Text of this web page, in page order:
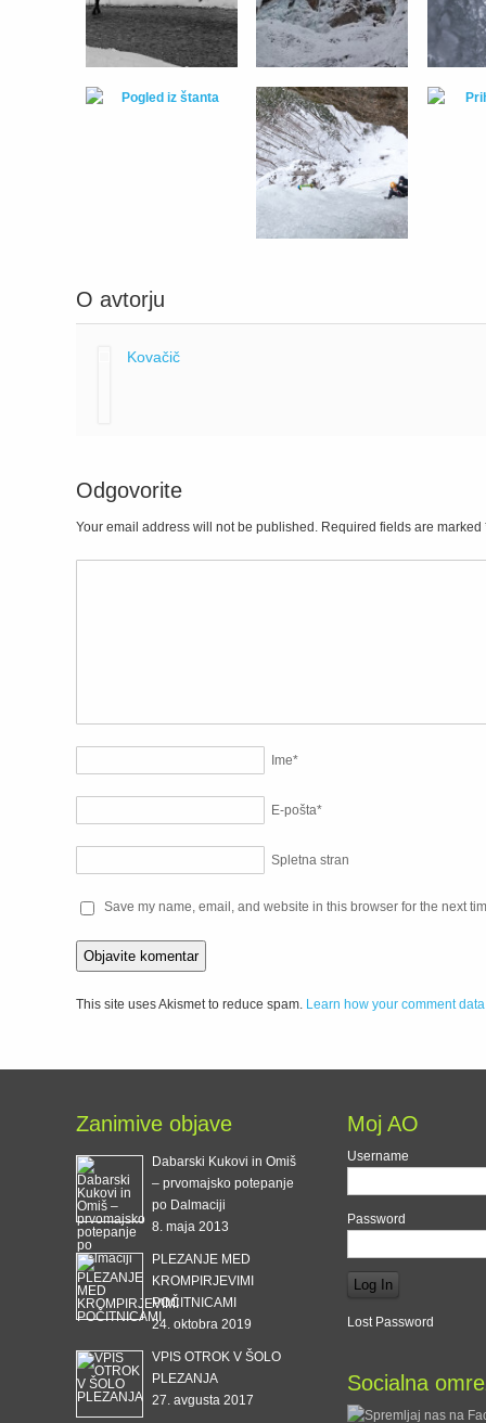
O avtorju
Kovačič
Odgovorite
Your email address will not be published. Required fields are marked
Ime*
E-pošta*
Spletna stran
Save my name, email, and website in this browser for the next
This site uses Akismet to reduce spam. Learn how your comment
Zanimive objave
Dabarski Kukovi in Omiš
– prvomajsko potepanje
po Dalmaciji
8. maja 2013
PLEZANJE MED
KROMPIRJEVIMI
POČITNICAMI
24. oktobra 2019
VPIS OTROK V ŠOLO
PLEZANJA
27. avgusta 2017
Moj AO
Username
Password
Lost Password
Socialna